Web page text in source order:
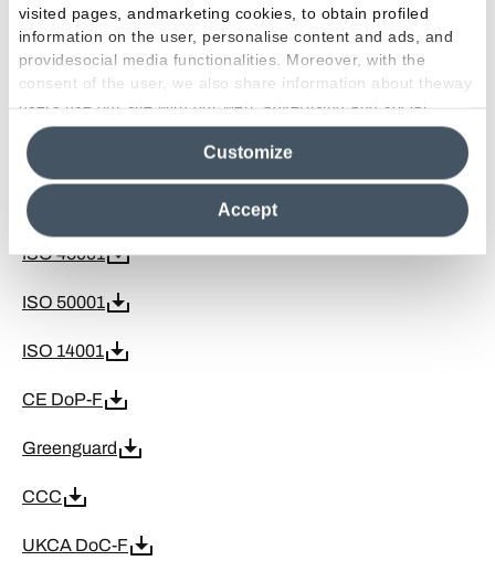
visited pages, andmarketing cookies, to obtain profiled
information on the user, personalise content and ads, and
providesocial media functionalities. Moreover, with the
consent of the user, we also share information about theway
users use our site with our web, advertising and social
media analytics partners, who may combine itwith other
information in their possession. By closing this banner,
clicking on "Reject", it will be possible tocontinue browsing
the site after installing only technical cookies. For more
information see the
Cookie Policy
Accept
Customize
FDES
LEED Credits
EPD Ceramic Tiles
GPP
ISO 9001
ISO 45001
ISO 50001
ISO 14001
CE DoP-F
Greenguard
CCC
UKCA DoC-F